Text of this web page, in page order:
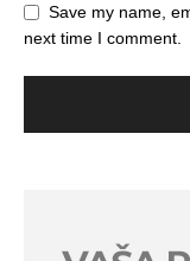
Save my name,
next time I comment.